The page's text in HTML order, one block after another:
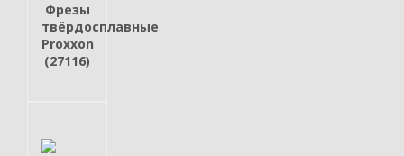
Фрезы
твёрдосплавные
Proxxon
(27116)